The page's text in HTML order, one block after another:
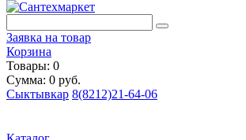
Заявка на товар
Корзина
Товары: 0
Сумма: 0 руб.
Сыктывкар 8(8212)21-64-06